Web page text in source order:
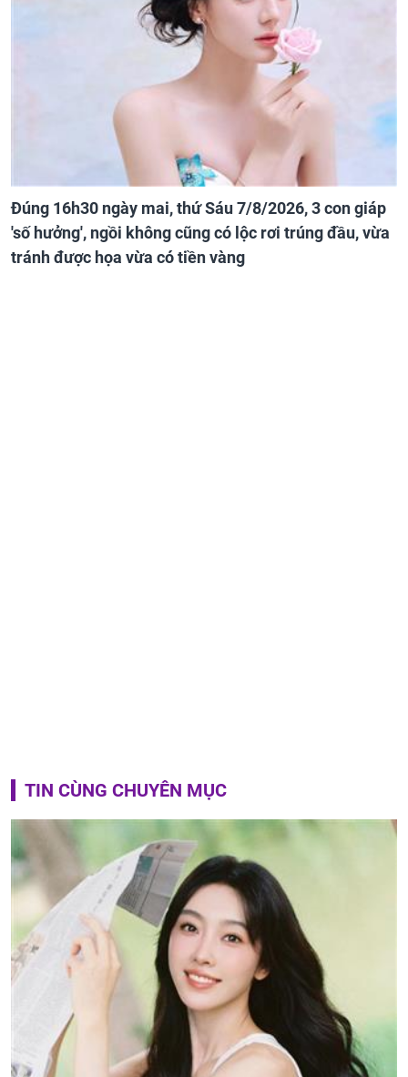
Đúng 16h30 ngày mai, thứ Sáu 7/8/2026, 3 con giáp
'số hưởng', ngồi không cũng có lộc rơi trúng đầu, vừa
tránh được họa vừa có tiền vàng
TIN CÙNG CHUYÊN MỤC